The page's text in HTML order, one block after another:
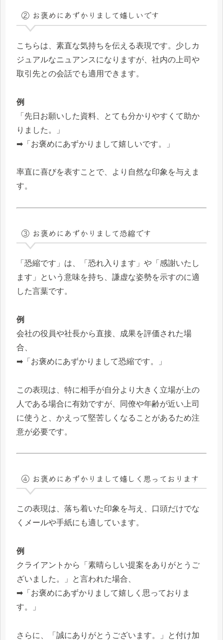
② お褒めにあずかりまして嬉しいです
こちらは、素直な気持ちを伝える表現です。少しカ
ジュアルなニュアンスになりますが、社内の上司や
取引先との会話でも適用できます。
例
「先日お願いした資料、とても分かりやすくて助か
りました。」
➡「お褒めにあずかりまして嬉しいです。」
率直に喜びを表すことで、より自然な印象を与えま
す。
③ お褒めにあずかりまして恐縮です
「恐縮です」は、「恐れ入ります」や「感謝いたし
ます」という意味を持ち、謙虚な姿勢を示すのに適
した言葉です。
例
会社の役員や社長から直接、成果を評価された場
合、
➡「お褒めにあずかりまして恐縮です。」
この表現は、特に相手が自分より大きく立場が上の
人である場合に有効ですが、同僚や年齢が近い上司
に使うと、かえって堅苦しくなることがあるため注
意が必要です。
④ お褒めにあずかりまして嬉しく思っております
この表現は、落ち着いた印象を与え、口頭だけでな
くメールや手紙にも適しています。
例
クライアントから「素晴らしい提案をありがとうご
ざいました。」と言われた場合、
➡「お褒めにあずかりまして嬉しく思っておりま
す。」
さらに、「誠にありがとうございます。」と付け加